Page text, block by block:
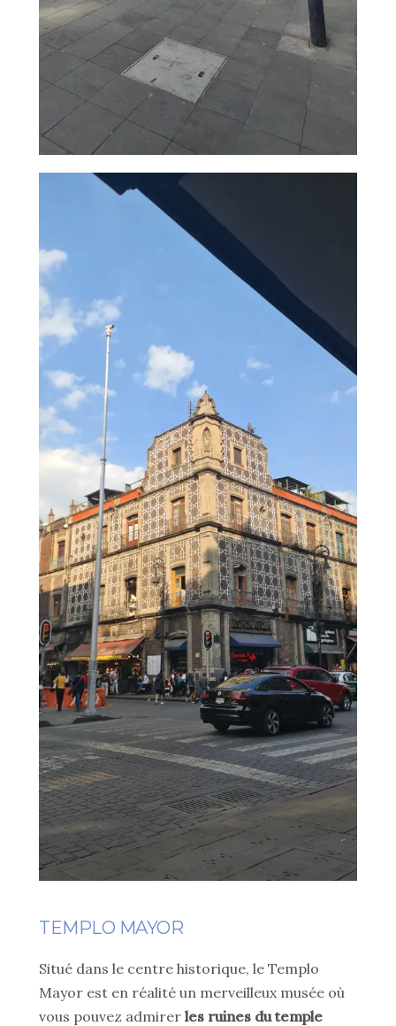
TEMPLO MAYOR
Situé dans le centre historique, le Templo
Mayor est en réalité un merveilleux musée où
vous pouvez admirer les ruines du temple